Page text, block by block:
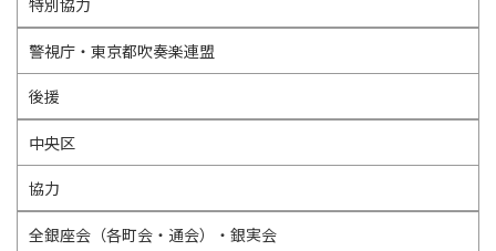
特別協力
警視庁・東京都吹奏楽連盟
後援
中央区
協力
全銀座会（各町会・通会）・銀実会